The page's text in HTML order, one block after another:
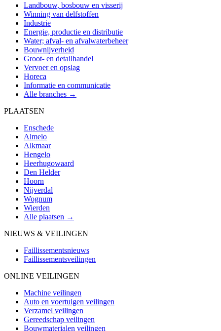
Landbouw, bosbouw en visserij
Winning van delfstoffen
Industrie
Energie, productie en distributie
Water; afval- en afvalwaterbeheer
Bouwnijverheid
Groot- en detailhandel
Vervoer en opslag
Horeca
Informatie en communicatie
Alle branches →
PLAATSEN
Enschede
Almelo
Alkmaar
Hengelo
Heerhugowaard
Den Helder
Hoorn
Nijverdal
Wognum
Wierden
Alle plaatsen →
NIEUWS & VEILINGEN
Faillissementsnieuws
Faillissementsveilingen
ONLINE VEILINGEN
Machine veilingen
Auto en voertuigen veilingen
Verzamel veilingen
Gereedschap veilingen
Bouwmaterialen veilingen